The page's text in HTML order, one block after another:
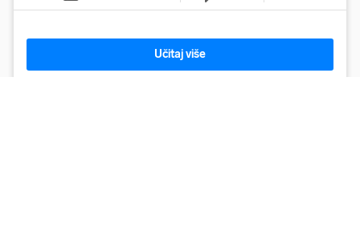
Učitaj više